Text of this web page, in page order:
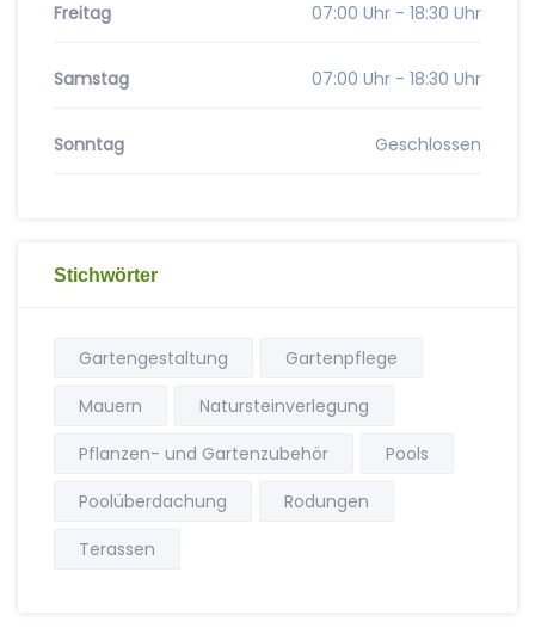
Freitag 07:00 Uhr - 18:30 Uhr
Samstag 07:00 Uhr - 18:30 Uhr
Sonntag Geschlossen
Stichwörter
Gartengestaltung
Gartenpflege
Mauern
Natursteinverlegung
Pflanzen- und Gartenzubehör
Pools
Poolüberdachung
Rodungen
Terassen